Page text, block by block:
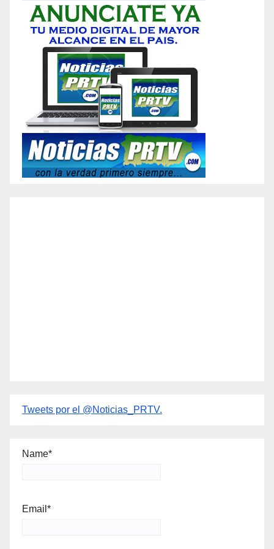
Tweets por el @Noticias_PRTV.
Name*
Email*